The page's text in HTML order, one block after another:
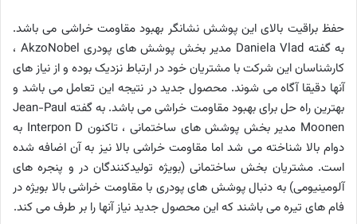
حفظ براقیت بالای این پوشش نشانگر بهبود مقاومت خراشی می باشد.
به گفته Daniela Vlad مدیر بخش پوشش های پودری AkzoNobel ،
کارشناسان این شرکت با مشتریان خود در ارتباط نزدیک بوده و از نیاز های
آنها دقیقا آگاه می شوند. محصول جدید در نتیجه این تعامل می باشد و
بهترین راه حل برای بهبود مقاومت خراشی می باشد. به گفته Jean-Paul
Moonen مدیر بخش پوشش های ساختمانی ، تاکنون Interpon D به
دوام بالا شناخته می شد اما مقاومت خراشی بالا نیز به آن اضافه شده
است. مشتریان بخش ساختمانی (بویژه تولیدکنندگان در و پنجره های
آلومینیومی) به دنبال پوشش های پودری با مقاومت خراشی بالا بویژه در
فام های تیره می باشند که این محصول جدید نیاز آنها را بر طرف می کند.